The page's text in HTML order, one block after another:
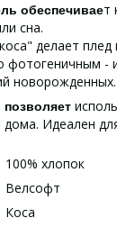
обеспечивает
сна.
делает
фотогеничным -
новорожденных.
Идеален
100% хлопок
Велсофт
Коса